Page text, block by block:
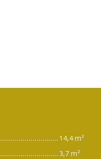
14,4 m²
3,7 m²